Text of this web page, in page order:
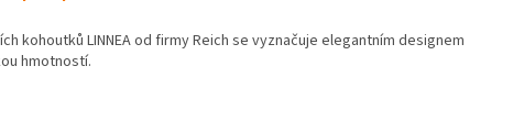
kohoutků LINNEA od firmy Reich se vyznačuje elegantním designem
hmotností.